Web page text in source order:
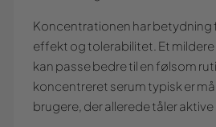
Koncentrationen har betydning
effekt og tolerabilitet. Et mildere
kan passe bedre til en følsom
koncentreret serum typisk er
brugere, der allerede tåler